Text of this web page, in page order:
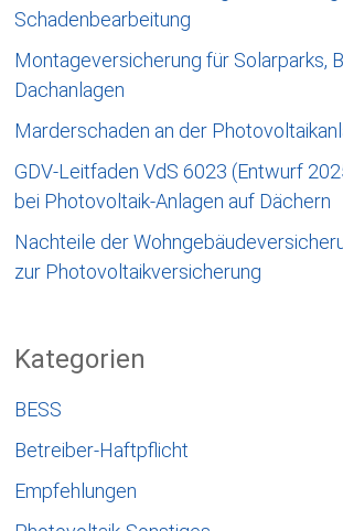
Schadenbearbeitung
Montageversicherung für Solarparks,
Dachanlagen
Marderschaden an der
GDV-Leitfaden VdS 6023 (Entwurf
bei Photovoltaik-Anlagen auf Dächern
Nachteile der
zur Photovoltaikversicherung
Kategorien
BESS
Betreiber-Haftpflicht
Empfehlungen